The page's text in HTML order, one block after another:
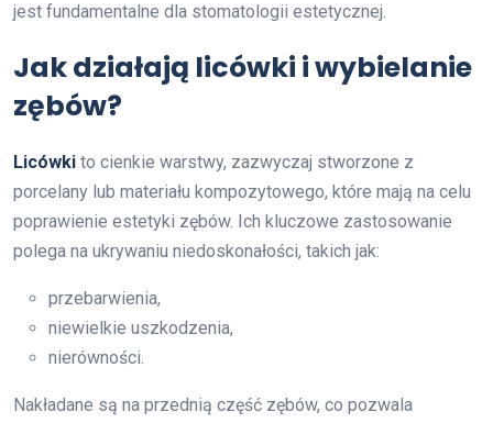
jest fundamentalne dla stomatologii estetycznej.
Jak działają licówki i wybielanie
zębów?
Licówki to cienkie warstwy, zazwyczaj stworzone z
porcelany lub materiału kompozytowego, które mają na celu
poprawienie estetyki zębów. Ich kluczowe zastosowanie
polega na ukrywaniu niedoskonałości, takich jak:
przebarwienia,
niewielkie uszkodzenia,
nierówności.
Nakładane są na przednią część zębów, co pozwala